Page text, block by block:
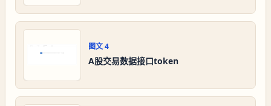
图文4
A股交易数据接口token